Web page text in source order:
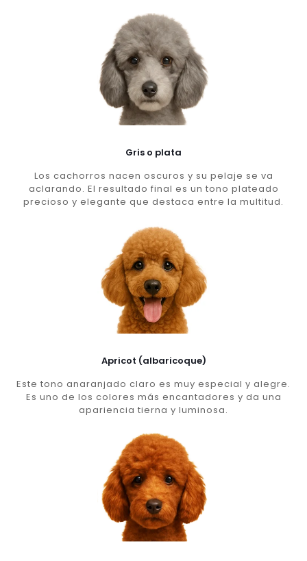
Gris o plata
Los cachorros nacen oscuros y su pelaje se va
aclarando. El resultado final es un tono plateado
precioso y elegante que destaca entre la multitud.
Apricot (albaricoque)
Este tono anaranjado claro es muy especial y alegre.
Es uno de los colores más encantadores y da una
apariencia tierna y luminosa.